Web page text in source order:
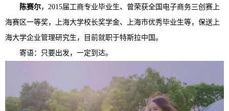
陈赛尔，2015届工商专业毕业生、曾荣获全国电子商务三创赛上
海赛区一等奖，上海大学校长奖学金、上海市优秀毕业生等，保送上
海大学企业管理研究生，目前就职于特斯拉中国。
寄语：只要出发，一定到达。